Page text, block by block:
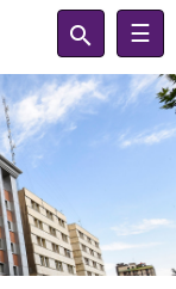
☰
صفحه نخست
اتاق ها
درباره ما
تماس با ما